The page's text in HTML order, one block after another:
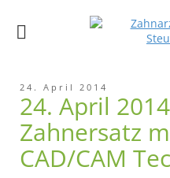
24. April 2014
24. April
Zahnersatz
CAD/CAM